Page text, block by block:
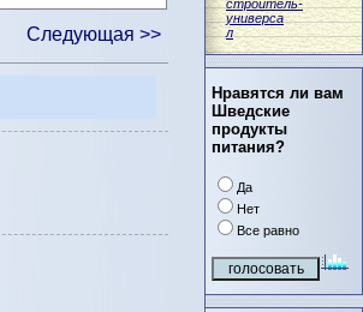
строитель-
универса
л
Нравятся ли вам
Шведские
продукты
питания?
Да
Нет
Все равно
Следующая >>